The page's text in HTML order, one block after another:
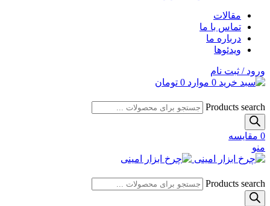
مقالات
تماس با ما
درباره ما
ویدئوها
ورود / ثبت نام
0 موارد 0 تومان
Products search
0 مقایسه
منو
Products search